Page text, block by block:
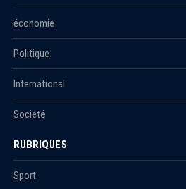
économie
Politique
International
Société
RUBRIQUES
Sport